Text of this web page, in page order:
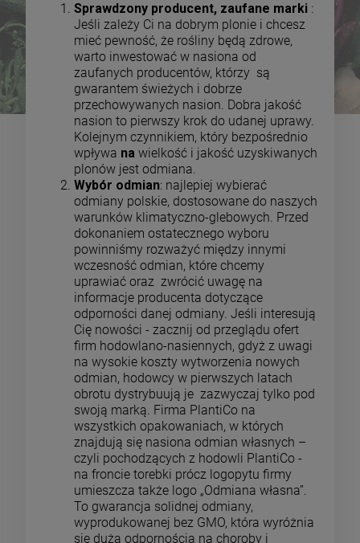
Sprawdzony producent, zaufane marki :
Jeśli zależy Ci na dobrym plonie i chcesz
mieć pewność, że rośliny będą zdrowe,
warto inwestować w nasiona od
zaufanych producentów, którzy są
gwarantem świeżych i dobrze
przechowywanych nasion. Dobra jakość
nasion to pierwszy krok do udanej uprawy.
Kolejnym czynnikiem, który bezpośrednio
wpływa na wielkość i jakość uzyskiwanych
plonów jest odmiana.
Wybór odmian: najlepiej wybierać
odmiany polskie, dostosowane do naszych
warunków klimatyczno-glebowych. Przed
dokonaniem ostatecznego wyboru
powinniśmy rozważyć między innymi
wczesność odmian, które chcemy
uprawiać oraz zwrócić uwagę na
informacje producenta dotyczące
odporności danej odmiany. Jeśli interesują
Cię nowości - zacznij od przeglądu ofert
firm hodowlano-nasiennych, gdyż z uwagi
na wysokie koszty wytworzenia nowych
odmian, hodowcy w pierwszych latach
obrotu dystrybuują je zazwyczaj tylko pod
swoją marką. Firma PlantiCo na
wszystkich opakowaniach, w których
znajdują się nasiona odmian własnych –
czyli pochodzących z hodowli PlantiCo -
na froncie torebki prócz logopytu firmy
umieszcza także logo „Odmiana własna”.
To gwarancja solidnej odmiany,
wyprodukowanej bez GMO, która wyróżnia
się dużą odpornością na choroby i